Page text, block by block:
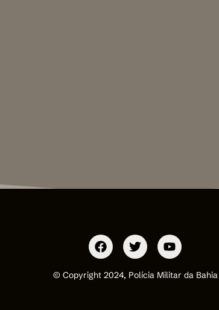
© Copyright 2024, Polícia Militar da Bahia